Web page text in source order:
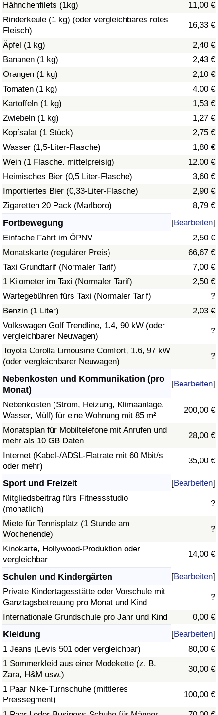
Hähnchenfilets (1kg)
11,00 €
Rinderkeule (1 kg) (oder vergleichbares rotes
Fleisch)
16,33 €
Äpfel (1 kg)
2,40 €
Bananen (1 kg)
2,43 €
Orangen (1 kg)
2,10 €
Tomaten (1 kg)
4,00 €
Kartoffeln (1 kg)
1,53 €
Zwiebeln (1 kg)
1,27 €
Kopfsalat (1 Stück)
2,75 €
Wasser (1,5-Liter-Flasche)
1,80 €
Wein (1 Flasche, mittelpreisig)
12,00 €
Heimisches Bier (0,5 Liter-Flasche)
3,60 €
Importiertes Bier (0,33-Liter-Flasche)
2,90 €
Zigaretten 20 Pack (Marlboro)
8,79 €
Fortbewegung [Bearbeiten]
Einfache Fahrt im ÖPNV
2,50 €
Monatskarte (regulärer Preis)
66,67 €
Taxi Grundtarif (Normaler Tarif)
7,00 €
1 Kilometer im Taxi (Normaler Tarif)
2,50 €
Wartegebühren fürs Taxi (Normaler Tarif)
?
Benzin (1 Liter)
2,03 €
Volkswagen Golf Trendline, 1.4, 90 kW (oder
vergleichbarer Neuwagen)
?
Toyota Corolla Limousine Comfort, 1.6, 97 kW
(oder vergleichbarer Neuwagen)
?
Nebenkosten und Kommunikation (pro
Monat)
[Bearbeiten]
Nebenkosten (Strom, Heizung, Klimaanlage,
Wasser, Müll) für eine Wohnung mit 85 m²
200,00 €
Monatsplan für Mobiltelefone mit Anrufen und
mehr als 10 GB Daten
28,00 €
Internet (Kabel-/ADSL-Flatrate mit 60 Mbit/s
oder mehr)
35,00 €
Sport und Freizeit [Bearbeiten]
Mitgliedsbeitrag fürs Fitnessstudio
(monatlich)
?
Miete für Tennisplatz (1 Stunde am
Wochenende)
?
Kinokarte, Hollywood-Produktion oder
vergleichbar
14,00 €
Schulen und Kindergärten [Bearbeiten]
Private Kindertagesstätte oder Vorschule mit
Ganztagsbetreuung pro Monat und Kind
?
Internationale Grundschule pro Jahr und Kind 0,00 €
Kleidung [Bearbeiten]
1 Jeans (Levis 501 oder vergleichbar)
80,00 €
1 Sommerkleid aus einer Modekette (z. B.
Zara, H&M usw.)
30,00 €
1 Paar Nike-Turnschuhe (mittleres
Preissegment)
100,00 €
Umweltverschmutzung
Verschmutzungsindex
Umweltverschmutzungs-Index nach Land
Verkehr
Verkehrs-Index
Verkehrs-Index (aktuell)
Verkehrs-Index nach Land